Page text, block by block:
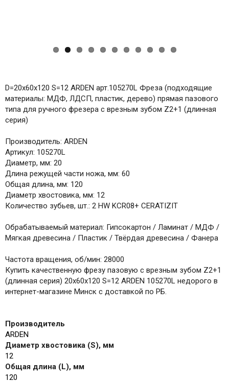
D=20x60x120 S=12 ARDEN арт.105270L Фреза (подходящие
материалы: МДФ, ЛДСП, пластик, дерево) прямая пазового
типа для ручного фрезера с врезным зубом Z2+1 (длинная
серия)
Производитель: ARDEN
Артикул: 105270L
Диаметр, мм: 20
Длина режущей части ножа, мм: 60
Общая длина, мм: 120
Диаметр хвостовика, мм: 12
Количество зубьев, шт.: 2 HW KCR08+ CERATIZIT
Обрабатываемый материал: Гипсокартон / Ламинат / МДФ /
Мягкая древесина / Пластик / Твёрдая древесина / Фанера
Частота вращения, об/мин: 28000
Купить качественную фрезу пазовую с врезным зубом Z2+1
(длинная серия) 20x60x120 S=12 ARDEN 105270L недорого в
интернет-магазине Минск с доставкой по РБ.
Производитель
ARDEN
Диаметр хвостовика (S), мм
12
Общая длина (L), мм
120